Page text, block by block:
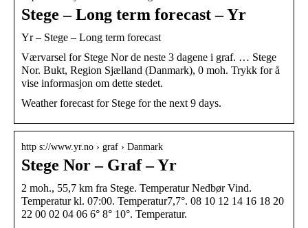
Stege – Long term forecast – Yr
Yr – Stege – Long term forecast
Værvarsel for Stege Nor de neste 3 dagene i graf. … Stege
Nor. Bukt, Region Sjælland (Danmark), 0 moh. Trykk for å
vise informasjon om dette stedet.
Weather forecast for Stege for the next 9 days.
http s://www.yr.no › graf › Danmark
Stege Nor – Graf – Yr
2 moh., 55,7 km fra Stege. Temperatur Nedbør Vind.
Temperatur kl. 07:00. Temperatur7,7°. 08 10 12 14 16 18 20
22 00 02 04 06 6° 8° 10°. Temperatur.